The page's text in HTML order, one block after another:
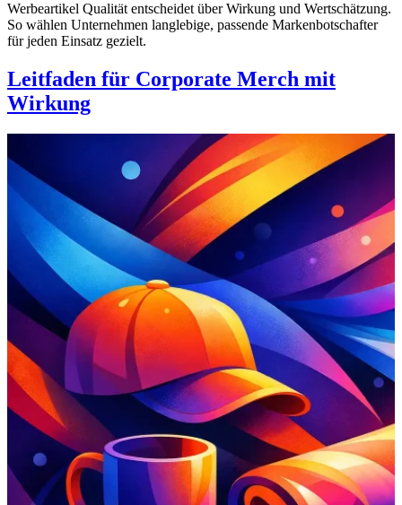
Werbeartikel Qualität entscheidet über Wirkung und Wertschätzung.
So wählen Unternehmen langlebige, passende Markenbotschafter
für jeden Einsatz gezielt.
Leitfaden für Corporate Merch mit
Wirkung